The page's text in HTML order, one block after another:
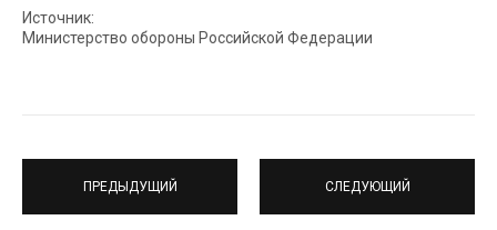
Источник:
Министерство обороны Российской Федерации
ПРЕДЫДУЩИЙ СЛЕДУЮЩИЙ